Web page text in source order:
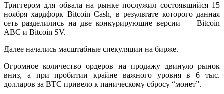
Триггером для обвала на рынке послужил состоявшийся 15
ноября хардфорк Bitcoin Cash, в результате которого данная
сеть разделились на две конкурирующие версии — Bitcoin
ABC и Bitcoin SV.
Далее начались масштабные спекуляции на бирже.
Огромное количество ордеров на продажу двинуло рынок
вниз, а при пробитии крайне важного уровня в 6 тыс.
долларов за BTC привело к паническому сбросу “монет”.